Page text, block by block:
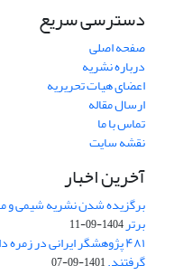
دسترسی سریع
صفحه اصلی
درباره نشریه
اعضای هیات تحریریه
ارسال مقاله
تماس با ما
نقشه سایت
آخرین اخبار
برگزیده شدن نشریه شیمی و
برتر1404-09-11
۴۸۱ پژوهشگر ایرانی در
گرفتند.1401-09-07